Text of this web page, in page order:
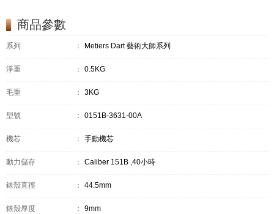
商品參數
系列 ： Metiers Dart 藝術大師系列
淨重 ： 0.5KG
毛重 ： 3KG
型號 ： 0151B-3631-00A
機芯 ： 手動機芯
動力儲存 ： Caliber 151B ,40小時
錶殼直徑 ： 44.5mm
錶殼厚度 ： 9mm